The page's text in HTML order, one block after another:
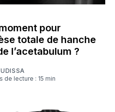
pour
totale de hanche
l’acetabulum ?
de lecture : 15 min